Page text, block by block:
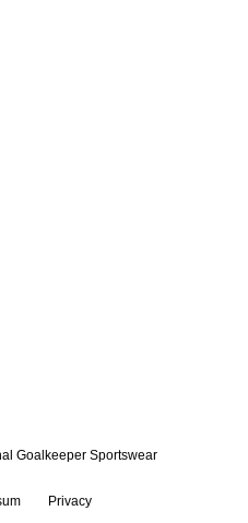
Goalkeeper Sportswear
Privacy